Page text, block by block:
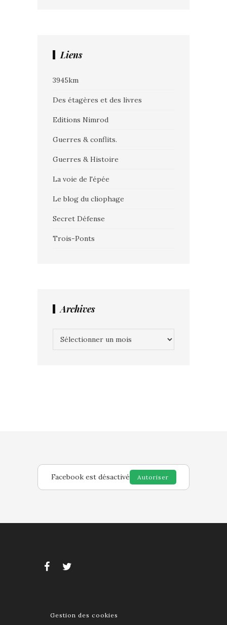
Liens
3945km
Des étagères et des livres
Editions Nimrod
Guerres & conflits.
Guerres & Histoire
La voie de l'épée
Le blog du cliophage
Secret Défense
Trois-Ponts
Archives
Facebook est désactivé Autoriser
Gestion des cookies